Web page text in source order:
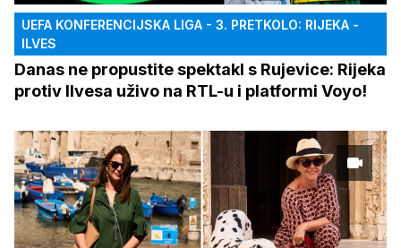
UEFA KONFERENCIJSKA LIGA - 3. PRETKOLO: RIJEKA -
ILVES
Danas ne propustite spektakl s Rujevice: Rijeka
protiv Ilvesa uživo na RTL-u i platformi Voyo!